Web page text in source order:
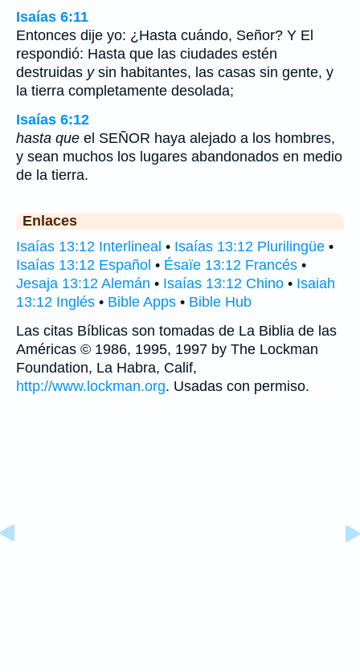
Isaías 6:11
Entonces dije yo: ¿Hasta cuándo, Señor? Y El
respondió: Hasta que las ciudades estén
destruidas ysin habitantes, las casas sin gente, y
la tierra completamente desolada;
Isaías 6:12
hasta que el SEÑOR haya alejado a los hombres,
y sean muchos los lugares abandonados en medio
de la tierra.
Enlaces
Isaías 13:12 Interlineal • Isaías 13:12 Plurilingüe •
Isaías 13:12 Español • Ésaïe 13:12 Francés •
Jesaja 13:12 Alemán • Isaías 13:12 Chino • Isaiah
13:12 Inglés • Bible Apps • Bible Hub
Las citas Bíblicas son tomadas de La Biblia de las
Américas © 1986, 1995, 1997 by The Lockman
Foundation, La Habra, Calif,
http://www.lockman.org. Usadas con permiso.